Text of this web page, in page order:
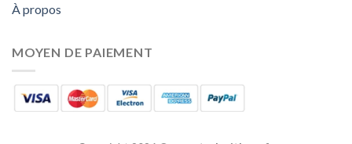
À propos
MOYEN DE PAIEMENT